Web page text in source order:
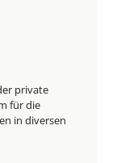
private
für die
in diversen